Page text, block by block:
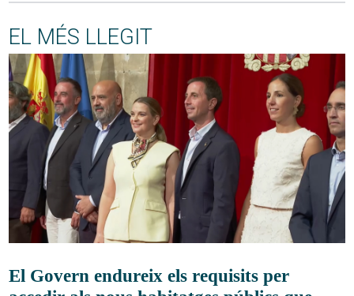
EL MÉS LLEGIT
El Govern endureix els requisits per